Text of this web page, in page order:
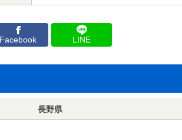
Facebook LINE
長野県